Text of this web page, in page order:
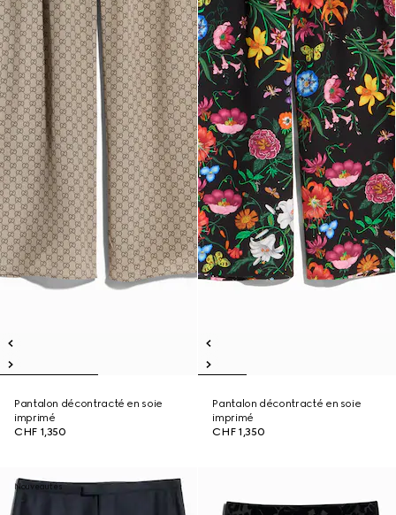
Pantalon décontracté en soie
imprimé
CHF 1,350
Pantalon décontracté en soie
imprimé
CHF 1,350
Nouveautés